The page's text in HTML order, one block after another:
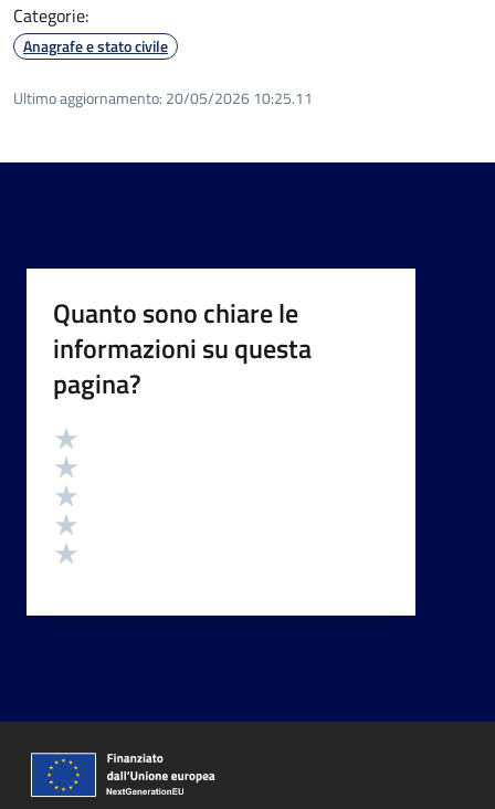
Categorie:
Anagrafe e stato civile
Ultimo aggiornamento: 20/05/2026 10:25.11
Quanto sono chiare le
informazioni su questa
pagina?
Valutazione